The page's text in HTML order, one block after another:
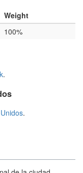
Weight
100%
.
.